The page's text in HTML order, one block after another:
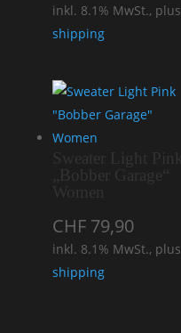
inkl. 8.1% MwSt., plus
shipping
Sweater Light Pink
„Bobber Garage“
Women
CHF79,90
inkl. 8.1% MwSt., plus
shipping